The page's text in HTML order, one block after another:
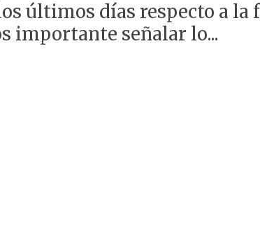
últimos días respecto a la
importante señalar lo...